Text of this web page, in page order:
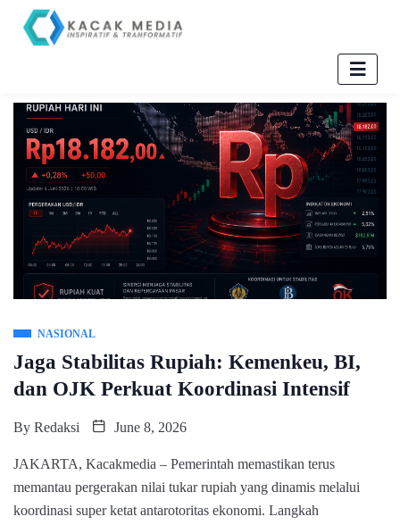
NASIONAL
Jaga Stabilitas Rupiah: Kemenkeu, BI,
dan OJK Perkuat Koordinasi Intensif
By Redaksi June 8, 2026
JAKARTA, Kacakmedia – Pemerintah memastikan terus
memantau pergerakan nilai tukar rupiah yang dinamis melalui
koordinasi super ketat antarotoritas ekonomi. Langkah